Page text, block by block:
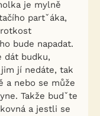
je mylně
partˇáka,
bude napadat.
dát budku,
jí nedáte, tak
a nebo se může
Takže budˇte
a jestli se